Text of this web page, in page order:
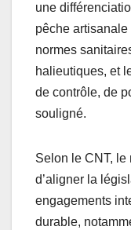
une
pêche artisanale
normes
halieutiques, et
de contrôle, de
souligné.
Selon le CNT, le
d’aligner la
engagements
durable,